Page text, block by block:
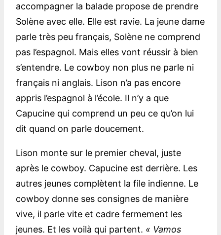
accompagner la balade propose de prendre
Solène avec elle. Elle est ravie. La jeune dame
parle très peu français, Solène ne comprend
pas l’espagnol. Mais elles vont réussir à bien
s’entendre. Le cowboy non plus ne parle ni
français ni anglais. Lison n’a pas encore
appris l’espagnol à l’école. Il n’y a que
Capucine qui comprend un peu ce qu’on lui
dit quand on parle doucement.
Lison monte sur le premier cheval, juste
après le cowboy. Capucine est derrière. Les
autres jeunes complètent la file indienne. Le
cowboy donne ses consignes de manière
vive, il parle vite et cadre fermement les
jeunes. Et les voilà qui partent. « Vamos